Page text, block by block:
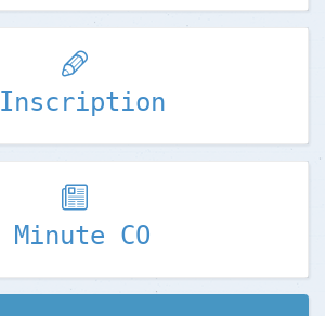
Inscription
Minute CO